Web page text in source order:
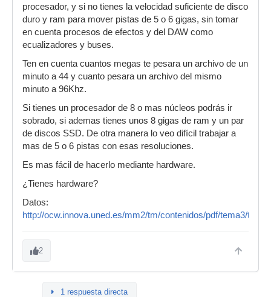
procesador, y si no tienes la velocidad suficiente de disco
duro y ram para mover pistas de 5 o 6 gigas, sin tomar
en cuenta procesos de efectos y del DAW como
ecualizadores y buses.
Ten en cuenta cuantos megas te pesara un archivo de un
minuto a 44 y cuanto pesara un archivo del mismo
minuto a 96Khz.
Si tienes un procesador de 8 o mas núcleos podrás ir
sobrado, si ademas tienes unos 8 gigas de ram y un par
de discos SSD. De otra manera lo veo difícil trabajar a
mas de 5 o 6 pistas con esas resoluciones.
Es mas fácil de hacerlo mediante hardware.
¿Tienes hardware?
Datos:
http://ocw.innova.uned.es/mm2/tm/contenidos/pdf/tema3/
2
1 respuesta directa